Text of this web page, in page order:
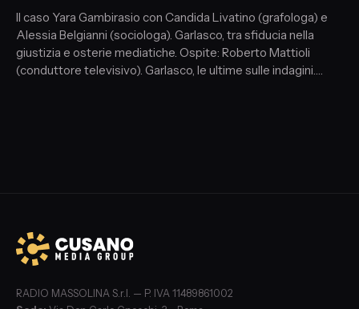
Il caso Yara Gambirasio con Candida Livatino (grafologa) e
Alessia Belgianni (sociologa). Garlasco, tra sfiducia nella
giustizia e osterie mediatiche. Ospite: Roberto Mattioli
(conduttore televisivo). Garlasco, le ultime sulle indagini.
RADIO MASSOLINA S.r.l. — P. IVA 11489861002